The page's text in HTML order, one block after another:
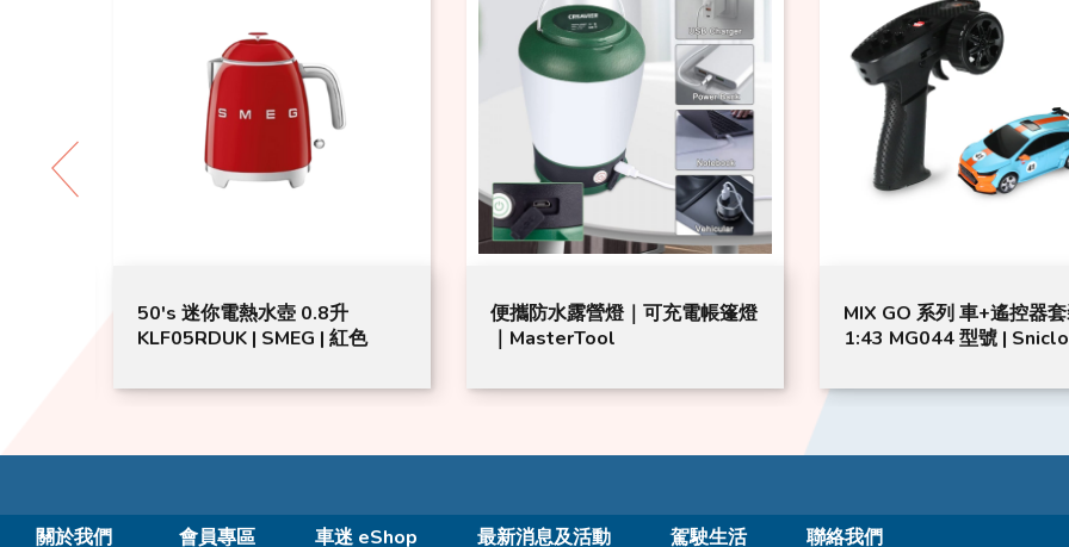
50's 迷你電熱水壺 0.8升
KLF05RDUK | SMEG | 紅色
便攜防水露營燈｜可充電帳篷燈
｜MasterTool
MIX GO 系列 車+遙控器
1:43 MG044 型號 |
關於我們 會員專區 車迷 eShop 最新消息及活動 駕駛生活 聯絡我們